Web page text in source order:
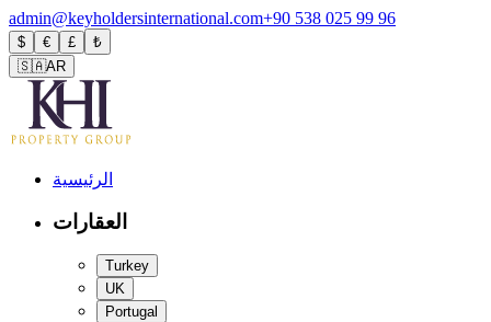
admin@keyholdersinternational.com+90 538 025 99 96
$ € £
₺
🇸🇦AR
الرئيسية
العقارات
Turkey
UK
Portugal